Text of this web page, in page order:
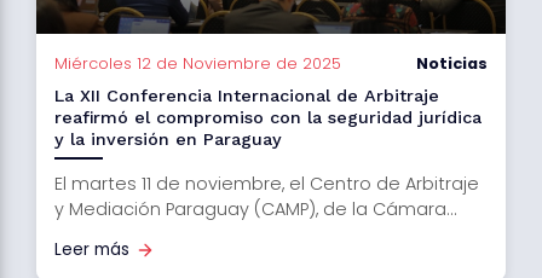
Miércoles 12 de Noviembre de 2025 Noticias
La XII Conferencia Internacional de Arbitraje
reafirmó el compromiso con la seguridad jurídica
y la inversión en Paraguay
El martes 11 de noviembre, el Centro de Arbitraje
y Mediación Paraguay (CAMP), de la Cámara...
Leer más